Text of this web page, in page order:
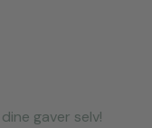
gaver selv!